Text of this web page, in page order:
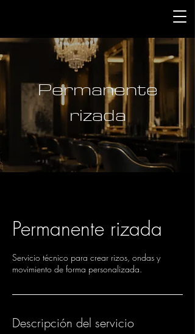
Permanente
rizada
Permanente rizada
Servicio técnico para crear rizos, ondas y
movimiento de forma personalizada.
Descripción del servicio